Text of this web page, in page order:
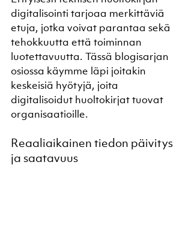
digitalisointi tarjoaa merkittäviä
etuja, jotka voivat parantaa sekä
tehokkuutta että toiminnan
luotettavuutta. Tässä blogisarjan
osiossa käymme läpi joitakin
keskeisiä hyötyjä, joita
digitalisoidut huoltokirjat tuovat
organisaatioille.
Reaaliaikainen tiedon päivitys
ja saatavuus